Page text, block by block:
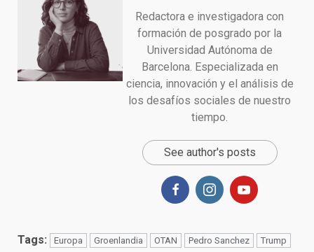
Redactora e investigadora con
formación de posgrado por la
Universidad Autónoma de
Barcelona. Especializada en
ciencia, innovación y el análisis de
los desafíos sociales de nuestro
tiempo.
See author's posts
Tags: Europa Groenlandia OTAN Pedro Sanchez Trump